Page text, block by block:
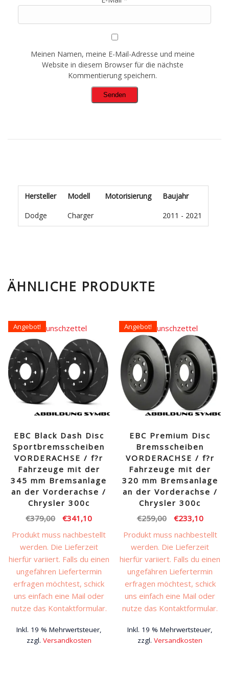
Meinen Namen, meine E-Mail-Adresse und meine
Website in diesem Browser für die nächste
Kommentierung speichern.
Hersteller Modell Motorisierung
Baujahr
Dodge
Charger 2011 - 2021
ÄHNLICHE PRODUKTE
Angebot!
EBC Black Dash Disc
Sportbremsscheiben
VORDERACHSE / f?r
Fahrzeuge mit der
345 mm Bremsanlage
an der Vorderachse /
Chrysler 300c
€379,00
Ursprünglicher
Preis
war:
€379,00
€341,10Aktueller
Preis
ist:
€341,10.
Produkt muss nachbestellt
werden. Die Lieferzeit
hierfür variiert. Falls du einen
ungefähren Liefertermin
erfragen möchtest, schick
uns einfach eine Mail oder
nutze das Kontaktformular.
Inkl. 19 % Mehrwertsteuer,
zzgl. Versandkosten
Auf den Wunschzettel Angebot!
EBC Premium Disc
Bremsscheiben
VORDERACHSE / f?r
Fahrzeuge mit der
320 mm Bremsanlage
an der Vorderachse /
Chrysler 300c
€259,00
Ursprünglicher
Preis
war:
€259,00
€233,10
Preis
ist:
Produkt muss nachbestellt
werden. Die Lieferzeit
hierfür variiert. Falls du einen
ungefähren Liefertermin
erfragen möchtest, schick
uns einfach eine Mail oder
nutze das Kontaktformular.
Inkl. 19 % Mehrwertsteuer,
zzgl.Versandkosten
Auf den Wunschzettel